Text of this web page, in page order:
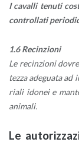
I ca­val­li te­nu­ti
con­trol­la­ti
1.6 Re­cin­zio­ni
Le re­cin­zio­ni
tez­za ade­gua­ta ad
ria­li ido­nei e
ani­ma­li.
Le